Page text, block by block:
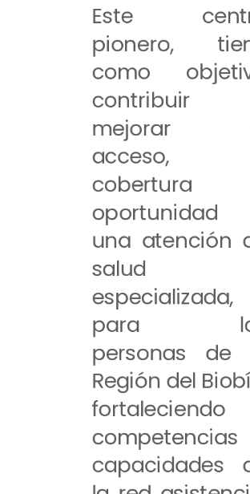
Este
pionero,
como
contribuir
mejorar
acceso,
cobertura
oportunidad
una atención
salud
especializada,
para
personas de
Región del
fortaleciendo
capacidades